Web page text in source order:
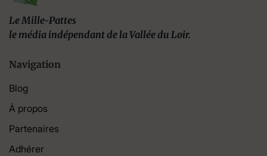
Le Mille-Pattes
le média indépendant de la Vallée du Loir.
Navigation
Blog
À propos
Partenaires
Adhérer